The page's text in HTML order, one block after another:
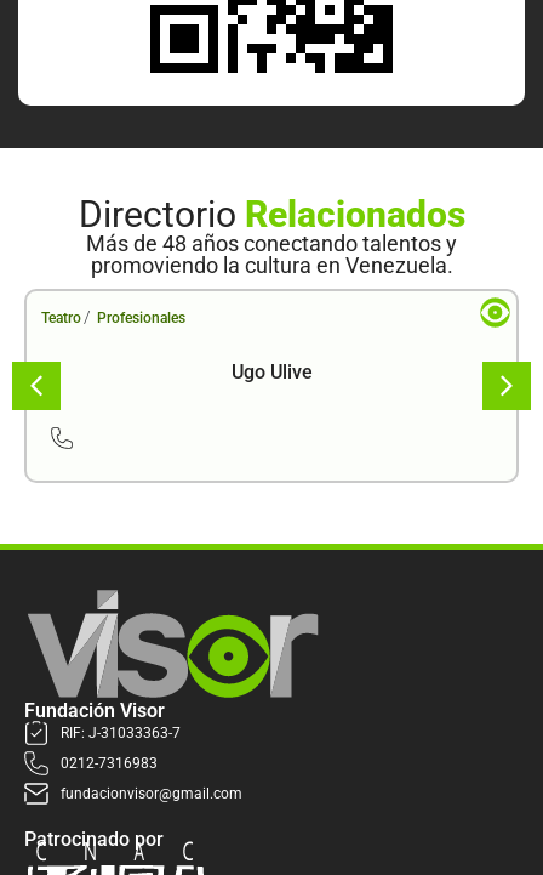
Directorio Relacionados
Más de 48 años conectando talentos y
promoviendo la cultura en Venezuela.
Teatro / Profesionales
Ugo Ulive
Fundación Visor
RIF: J-31033363-7
0212-7316983
fundacionvisor@gmail.com
Patrocinado por